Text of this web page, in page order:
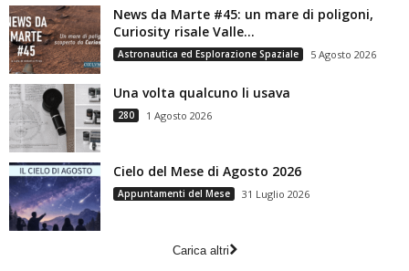
News da Marte #45: un mare di poligoni,
Curiosity risale Valle...
Astronautica ed Esplorazione Spaziale 5 Agosto 2026
Una volta qualcuno li usava
280 1 Agosto 2026
Cielo del Mese di Agosto 2026
Appuntamenti del Mese 31 Luglio 2026
Carica altri